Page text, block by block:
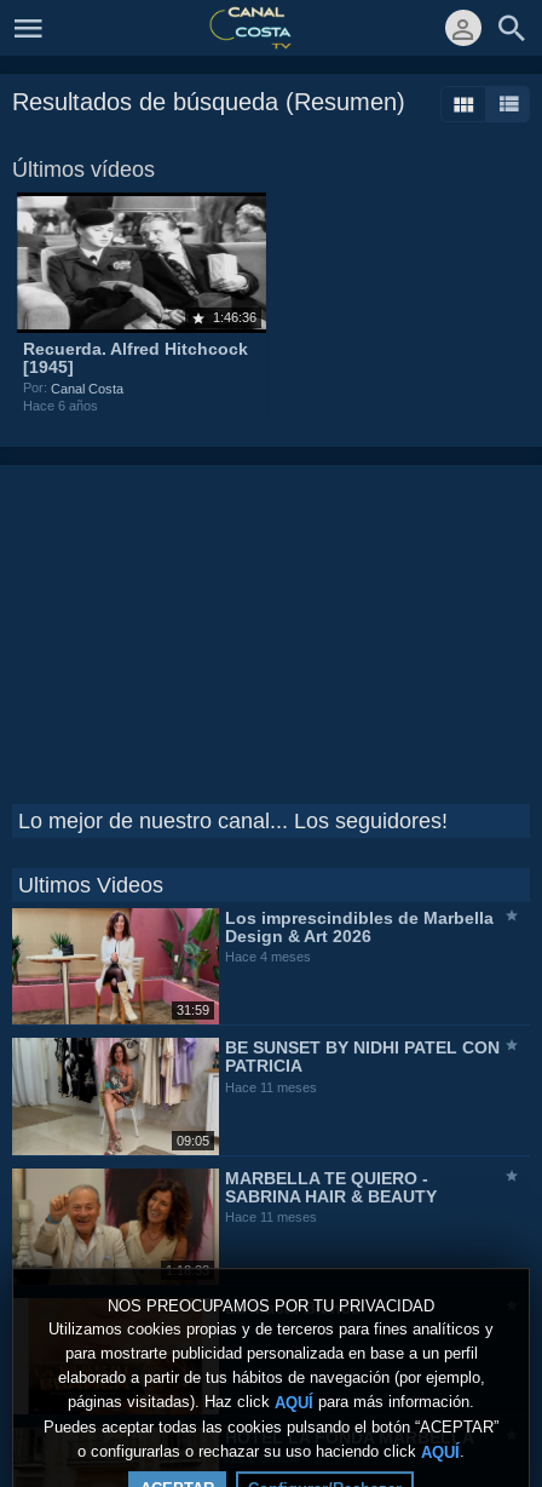
NOS PREOCUPAMOS POR TU PRIVACIDAD
Utilizamos cookies propias y de terceros para fines analíticos y
para mostrarte publicidad personalizada en base a un perfil
elaborado a partir de tus hábitos de navegación (por ejemplo,
páginas visitadas). Haz click AQUÍ para más información.
Puedes aceptar todas las cookies pulsando el botón “ACEPTAR”
o configurarlas o rechazar su uso haciendo click AQUÍ
Resultados de búsqueda (Resumen)
Últimos vídeos
1:46:36
Recuerda. Alfred Hitchcock
[1945]
Por:Canal Costa
Hace 6 años
Lo mejor de nuestro canal... Los seguidores!
Ultimos Videos
31:59
Los imprescindibles de Marbella
Design & Art 2026
Hace 4 meses
09:05
BE SUNSET BY NIDHI PATEL CON
PATRICIA
Hace 11 meses
1:18:33
MARBELLA TE QUIERO -
SABRINA HAIR & BEAUTY
Hace 11 meses
La Masai Blanca
Hace 11 meses
HOTEL LA FONDA MARBELLA
Hace un año